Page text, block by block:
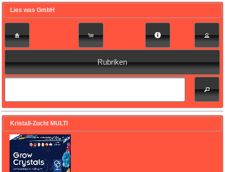
Lies was GmbH
Rubriken
Kristall-Zucht MULTI